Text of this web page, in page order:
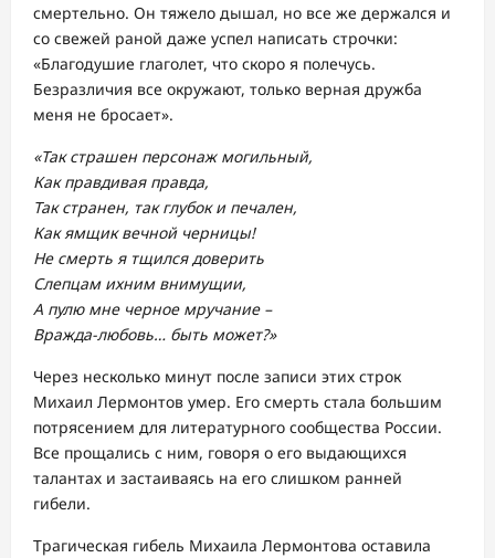
смертельно. Он тяжело дышал, но все же держался и
со свежей раной даже успел написать строчки:
«Благодушие глаголет, что скоро я полечусь.
Безразличия все окружают, только верная дружба
меня не бросает».
«Так страшен персонаж могильный,
Как правдивая правда,
Так странен, так глубок и печален,
Как ямщик вечной черницы!
Не смерть я тщился доверить
Слепцам ихним внимущии,
А пулю мне черное мручание –
Вражда-любовь… быть может?»
Через несколько минут после записи этих строк
Михаил Лермонтов умер. Его смерть стала большим
потрясением для литературного сообщества России.
Все прощались с ним, говоря о его выдающихся
талантах и застаиваясь на его слишком ранней
гибели.
Трагическая гибель Михаила Лермонтова оставила